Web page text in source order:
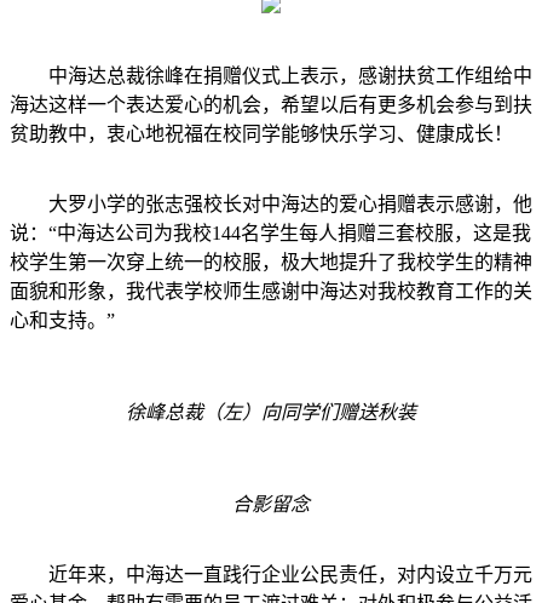
中海达总裁徐峰在捐赠仪式上表示，感谢扶贫工作组给中
海达这样一个表达爱心的机会，希望以后有更多机会参与到扶
贫助教中，衷心地祝福在校同学能够快乐学习、健康成长！
大罗小学的张志强校长对中海达的爱心捐赠表示感谢，他
说：“中海达公司为我校144名学生每人捐赠三套校服，这是我
校学生第一次穿上统一的校服，极大地提升了我校学生的精神
面貌和形象，我代表学校师生感谢中海达对我校教育工作的关
心和支持。”
徐峰总裁（左）向同学们赠送秋装
合影留念
近年来，中海达一直践行企业公民责任，对内设立千万元